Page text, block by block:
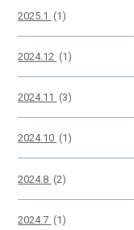
2025.1 (1)
2024.12 (1)
2024.11 (3)
2024.10 (1)
2024.8 (2)
2024.7 (1)